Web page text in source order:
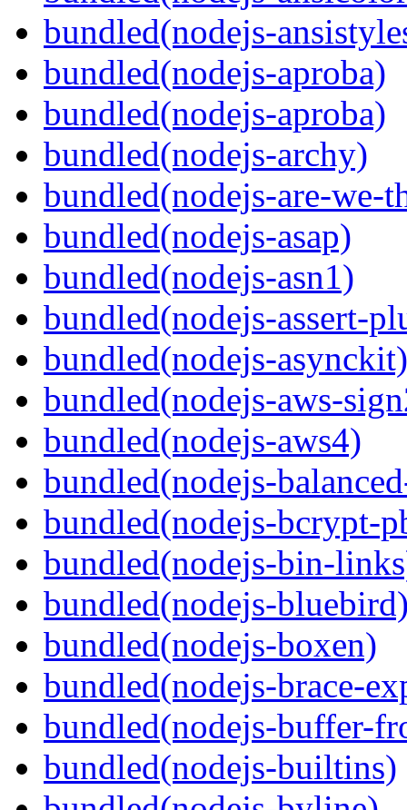
bundled(nodejs-
bundled(nodejs-aproba)
bundled(nodejs-aproba)
bundled(nodejs-archy)
bundled(nodejs-are-we-
bundled(nodejs-asap)
bundled(nodejs-asn1)
bundled(nodejs-assert-
bundled(nodejs-asynckit)
bundled(nodejs-aws-
bundled(nodejs-aws4)
bundled(nodejs-
bundled(nodejs-bcrypt-
bundled(nodejs-bin-
bundled(nodejs-
bundled(nodejs-boxen)
bundled(nodejs-brace-
bundled(nodejs-buffer-
bundled(nodejs-builtins)